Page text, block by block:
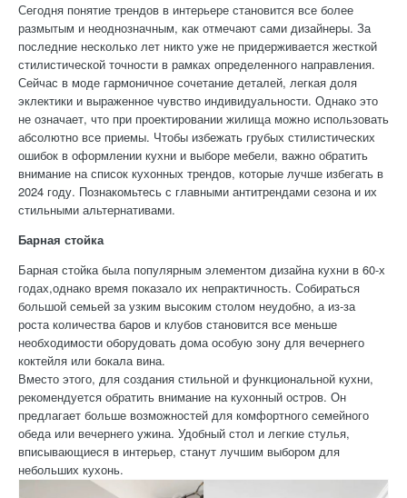
Сегодня понятие трендов в интерьере становится все более
размытым и неоднозначным, как отмечают сами дизайнеры. За
последние несколько лет никто уже не придерживается жесткой
стилистической точности в рамках определенного направления.
Сейчас в моде гармоничное сочетание деталей, легкая доля
эклектики и выраженное чувство индивидуальности. Однако это
не означает, что при проектировании жилища можно использовать
абсолютно все приемы. Чтобы избежать грубых стилистических
ошибок в оформлении кухни и выборе мебели, важно обратить
внимание на список кухонных трендов, которые лучше избегать в
2024 году. Познакомьтесь с главными антитрендами сезона и их
стильными альтернативами.
Барная стойка
Барная стойка была популярным элементом дизайна кухни в 60-х
годах,однако время показало их непрактичность. Собираться
большой семьей за узким высоким столом неудобно, а из-за
роста количества баров и клубов становится все меньше
необходимости оборудовать дома особую зону для вечернего
коктейля или бокала вина.
Вместо этого, для создания стильной и функциональной кухни,
рекомендуется обратить внимание на кухонный остров. Он
предлагает больше возможностей для комфортного семейного
обеда или вечернего ужина. Удобный стол и легкие стулья,
вписывающиеся в интерьер, станут лучшим выбором для
небольших кухонь.